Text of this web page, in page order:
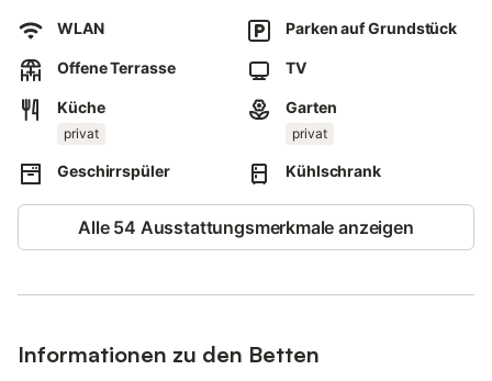
Kostenlose Parkplätze sind auf der Straße vorhanden.
Ein Hund ist erlaubt.
Rauchen und Feiern sind nicht erlaubt.
Die örtliche Kurtaxe ist saisonabhängig und unterscheidet sich
zwischen Sommer- und Wintersaison.
Verbindung setzen, um die Details zu klären und die notwendige
Anmeldung sicherzustellen.
WLAN Parken auf Grundstück
Offene Terrasse TV
Küche
privat
Garten
privat
Geschirrspüler Kühlschrank
Alle 54 Ausstattungsmerkmale anzeigen
Informationen zu den Betten